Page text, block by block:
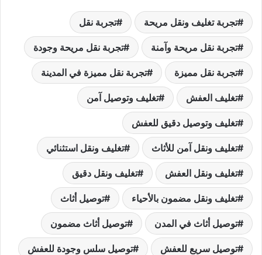
تجربة تغليف ونقل مريحة تجربة نقل
تجربة نقل مريحة وآمنة تجربة نقل مريحة وجودة
تجربة نقل مميزة تجربة نقل مميزة في المدينة
تغليف العفش تغليف وتوصيل آمن
تغليف وتوصيل دقيق للعفش
تغليف ونقل آمن للأثاث تغليف ونقل استثنائي
تغليف ونقل العفش تغليف ونقل دقيق
تغليف ونقل مضمون بالأحياء توصيل أثاث
توصيل أثاث في المدن توصيل أثاث مضمون
توصيل سريع للعفش توصيل سلس وجودة للعفش